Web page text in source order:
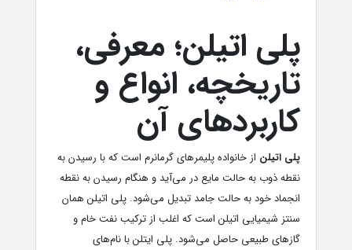
پلی اتیلن؛ معرفی،
تاریخچه، انواع و
کاربردهای آن
پلی اتیلن از خانواده پلیمرهای گرمانرم است که با رسیدن به
نقطه ذوب به حالت مایع در می‌آید و هنگام رسیدن به نقطه
انجماد خود به حالت جامد تبدیل می‌شود. پلی اتیلن همان
سنتز شیمیایی اتیلن است که اغلب از ترکیب نفت خام و
گازهای طبیعی حاصل می‌شود. پلی ایتلن با نام‌های